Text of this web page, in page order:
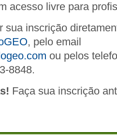
acesso livre para
sua inscrição
, pelo email
ou pelos
8848.
Faça sua inscrição